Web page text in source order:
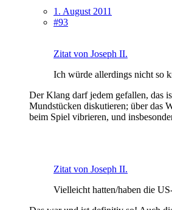
1. August 2011
#93
Zitat von Joseph II.
Ich würde allerdings nicht so
Der Klang darf jedem gefallen, das
Mundstücken diskutieren; über das
beim Spiel vibrieren, und
Zitat von Joseph II.
Vielleicht hatten/haben die